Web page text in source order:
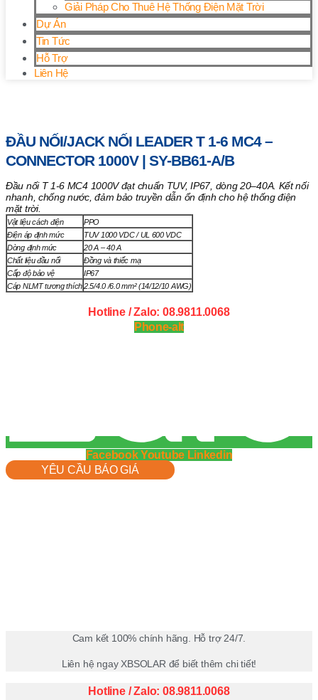
Giải Pháp Cho Thuê Hệ Thống Điện Mặt Trời
Dự Án
Tin Tức
Hỗ Trợ
Liên Hệ
ĐẦU NỐI/JACK NỐI LEADER T 1-6 MC4 –
CONNECTOR 1000V | SY-BB61-A/B
Đầu nối T 1-6 MC4 1000V đạt chuẩn TUV, IP67, dòng 20–40A. Kết nối
nhanh, chống nước, đảm bảo truyền dẫn ổn định cho hệ thống điện
mặt trời.
Vật liệu cách điện
PPO
Điện áp định mức
TUV 1000 VDC / UL 600 VDC
Dòng định mức
20 A – 40 A
Chất liệu đầu nối
Đồng và thiếc mạ
Cấp độ bảo vệ
IP67
Cáp NLMT tương thích2.5/4.0 /6.0 mm² (14/12/10 AWG)
Hotline / Zalo: 08.9811.0068
Phone-alt
Facebook Youtube Linkedin
YÊU CẦU BÁO GIÁ
Cam kết 100% chính hãng. Hỗ trợ 24/7.
Liên hệ ngay XBSOLAR để biết thêm chi tiết!
Hotline / Zalo: 08.9811.0068